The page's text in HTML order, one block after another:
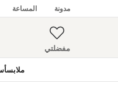
المساعة مدونة
مفضلتي